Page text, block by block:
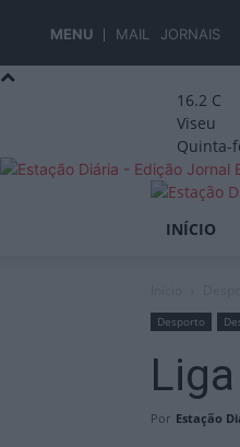
MENU MAIL JORNAIS
16.2 C
Viseu
Quinta-
INÍCIO
Desporto
Por Estação